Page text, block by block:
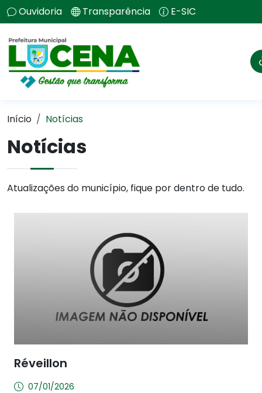
Ouvidoria Transparência E-SIC
Início Notícias
Notícias
Atualizações do município, fique por dentro de tudo.
Réveillon
07/01/2026